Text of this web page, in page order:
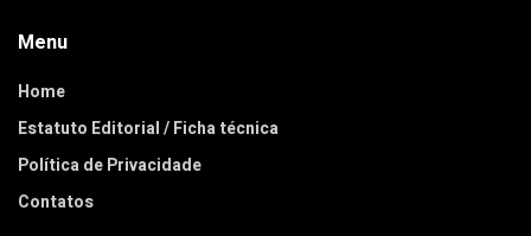
Menu
Home
Estatuto Editorial / Ficha técnica
Política de Privacidade
Contatos